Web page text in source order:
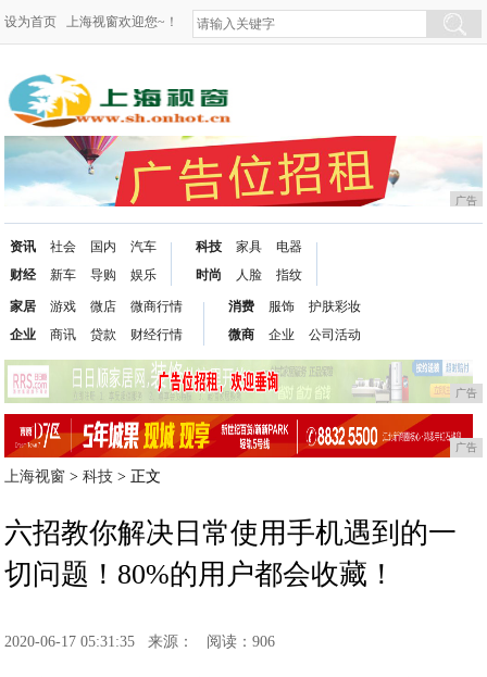
设为首页 上海视窗欢迎您~！
广告
资讯
财经
社会
新车
国内
导购
汽车
娱乐
科技
时尚
家具
人脸
电器
指纹
家居
企业
游戏
商讯
微店
贷款
微商行情
财经行情
消费
微商
服饰
企业
护肤彩妆
公司活动
广告
广告
上海视窗 >科技 > 正文
六招教你解决日常使用手机遇到的一
切问题！80%的用户都会收藏！
2020-06-17 05:31:35 来源： 阅读：906